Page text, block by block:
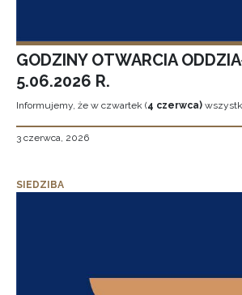
GODZINY OTWARCIA
5.06.2026 R.
Informujemy, że w czwartek (4 czerwca)
3 czerwca, 2026
SIEDZIBA